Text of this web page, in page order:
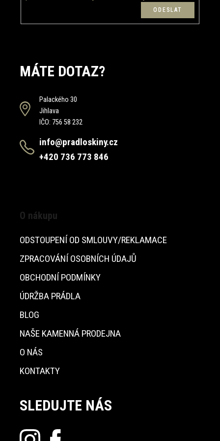
MÁTE DOTAZ?
Palackého 30
Jihlava
IČO: 756 58 232
info@pradloskiny.cz
+420 736 773 846
O nákupu
ODSTOUPENÍ OD SMLOUVY/REKLAMACE
ZPRACOVÁNÍ OSOBNÍCH ÚDAJŮ
OBCHODNÍ PODMÍNKY
ÚDRŽBA PRÁDLA
BLOG
NAŠE KAMENNÁ PRODEJNA
O NÁS
KONTAKTY
SLEDUJTE NÁS